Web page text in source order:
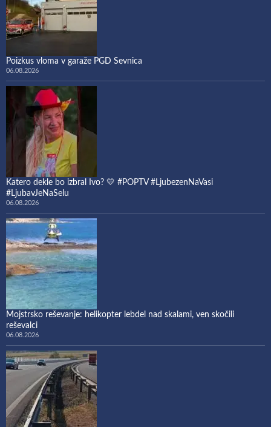
Poizkus vloma v garaže PGD Sevnica
06.08.2026
Katero dekle bo izbral Ivo? 💛 #POPTV #LjubezenNaVasi
#LjubavJeNaSelu
06.08.2026
Mojstrsko reševanje: helikopter lebdel nad skalami, ven skočili
reševalci
06.08.2026